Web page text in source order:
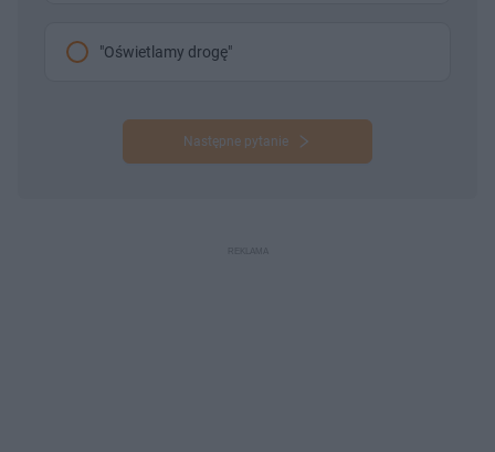
"Oświetlamy drogę"
Następne pytanie